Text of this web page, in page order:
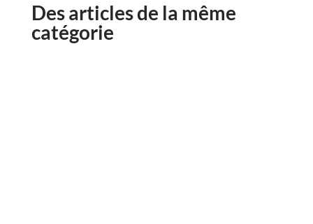
Des articles de la même
catégorie